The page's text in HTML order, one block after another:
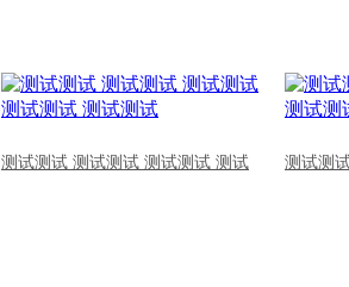
测试测试 测试测试 测试测试 测试 测试测